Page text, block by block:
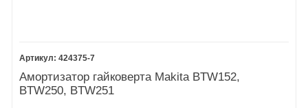
424375-7
Амортизатор гайковерта Makita BTW152,
BTW250, BTW251